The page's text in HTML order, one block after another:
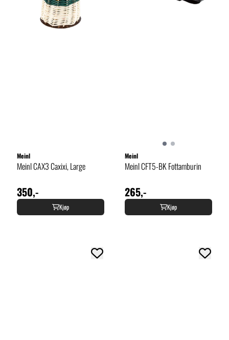
Meinl
Meinl CAX3 Caxixi, Large
350,-
Kjøp
Meinl
Meinl CFT5-BK Fottamburin
265,-
Kjøp